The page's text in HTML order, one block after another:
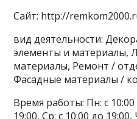
Сайт: http://
вид деятельности:
элементы и материалы,
материалы, Ремонт /
Фасадные материалы /
Время работы: Пн: с 10:00
19:00, Ср: с 10:00 до